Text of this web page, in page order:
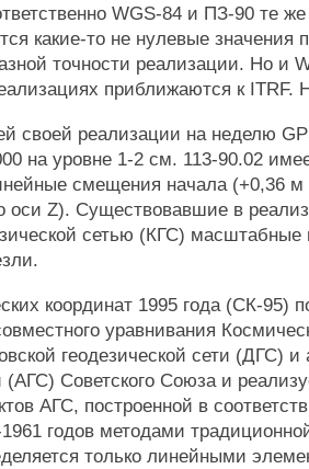
WGS-84 и ПЗ-90 те
какие-то не нулевые значения
точности реализации. Но и
приближаются к ITRF.
своей реализации на неделю
на уровне 1-2 см. 113-90.02
смещения начала (+0,36
оси Z). Существовавшие в
сетью (КГС) масштабные
координат 1995 года (СК-95)
уравнивания
геодезической сети (ДГС) и
(АГС) Советского Союза и
АГС, построенной в
годов методами
только линейными